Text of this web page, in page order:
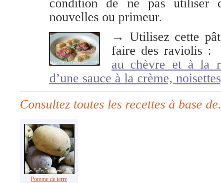
condition de ne pas utiliser
nouvelles ou primeur.
→ Utilisez cette
faire des raviolis
au chèvre et à la
d’une sauce à la crème,
Consultez toutes les recettes à base
Pomme de terre